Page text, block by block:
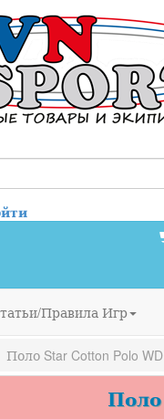
Правила Игр
Поло Star Cotton Polo
Поло